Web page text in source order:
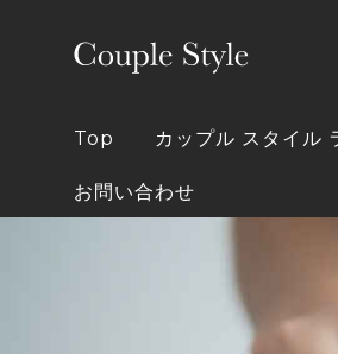
Top カップル スタイル
お問い合わせ